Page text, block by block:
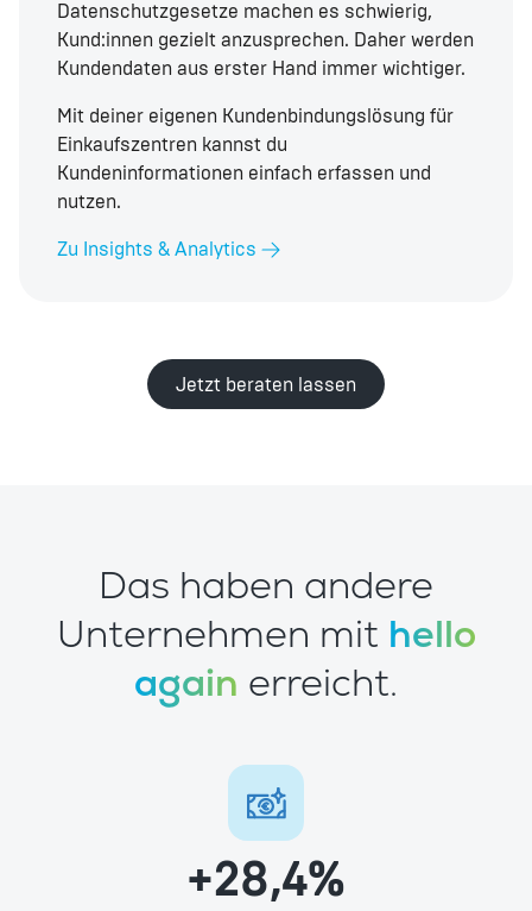
Datenschutzgesetze machen es schwierig,
Kund:innen gezielt anzusprechen. Daher werden
Kundendaten aus erster Hand immer wichtiger.
Mit deiner eigenen Kundenbindungslösung für
Einkaufszentren kannst du
Kundeninformationen einfach erfassen und
nutzen.
Zu Insights & Analytics
Jetzt beraten lassen
Das haben andere
Unternehmen mit hello
again erreicht.
+28,4%